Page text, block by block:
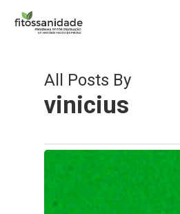
All Posts By
vinicius